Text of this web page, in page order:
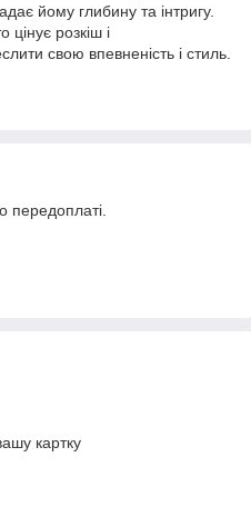
йому глибину та інтригу.
розкіш і
свою впевненість і стиль.
передоплаті.
картку